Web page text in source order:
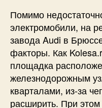
Помимо
электромобили, на
завода Audi в
факторы. Как
площадка
железнодорожным
кварталами, из-за
расширить. При